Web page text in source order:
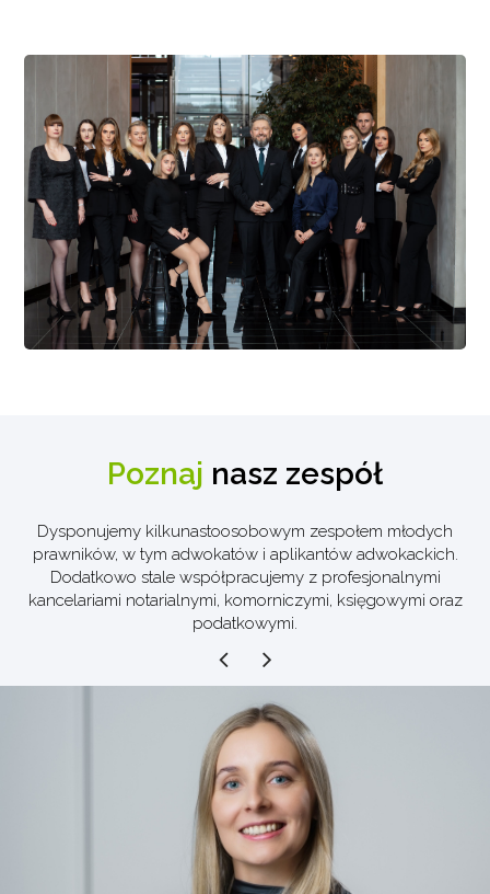
Poznaj nasz zespół
Dysponujemy kilkunastoosobowym zespołem młodych
prawników, w tym adwokatów i aplikantów adwokackich.
Dodatkowo stale współpracujemy z profesjonalnymi
kancelariami notarialnymi, komorniczymi, księgowymi oraz
podatkowymi.